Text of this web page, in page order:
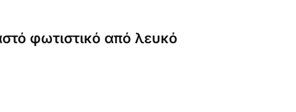
φωτιστικό από λευκό